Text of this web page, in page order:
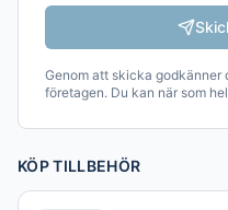
Genom att skicka godkänner
företagen. Du kan när som
KÖP TILLBEHÖR